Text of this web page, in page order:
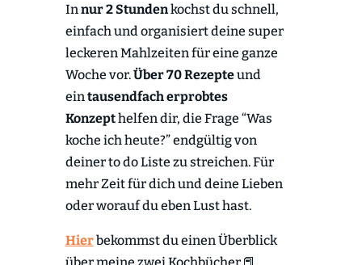
Innur 2 Stundenkochst du schnell,
einfach und organisiert deine super
leckeren Mahlzeiten für eine ganze
Woche vor.Über 70 Rezepteund
eintausendfach erprobtes
Konzepthelfen dir, die Frage “Was
koche ich heute?” endgültig von
deiner to do Liste zu streichen. Für
mehr Zeit für dich und deine Lieben
oder worauf du eben Lust hast.
Hierbekommst du einen Überblick